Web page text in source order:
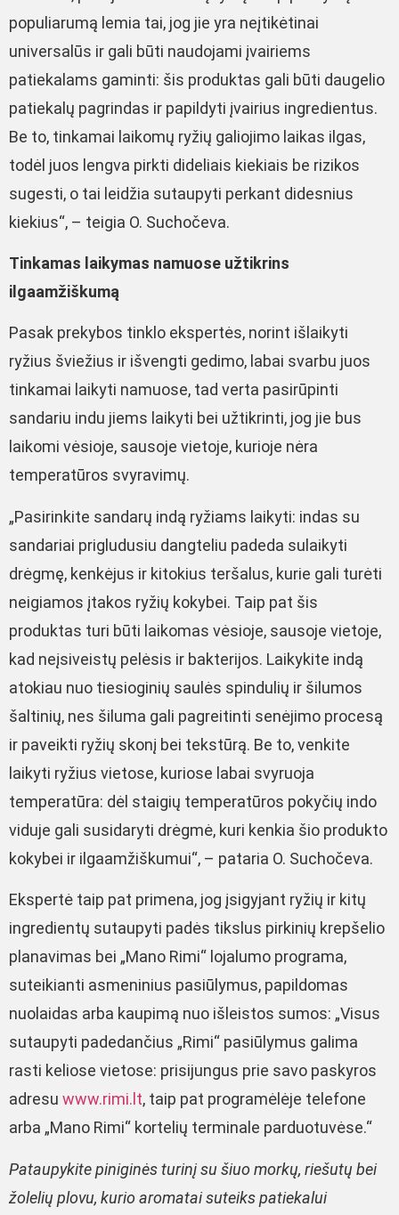
populiarumą lemia tai, jog jie yra neįtikėtinai
universalūs ir gali būti naudojami įvairiems
patiekalams gaminti: šis produktas gali būti daugelio
patiekalų pagrindas ir papildyti įvairius ingredientus.
Be to, tinkamai laikomų ryžių galiojimo laikas ilgas,
todėl juos lengva pirkti dideliais kiekiais be rizikos
sugesti, o tai leidžia sutaupyti perkant didesnius
kiekius“, – teigia O. Suchočeva.
Tinkamas laikymas namuose užtikrins
ilgaamžiškumą
Pasak prekybos tinklo ekspertės, norint išlaikyti
ryžius šviežius ir išvengti gedimo, labai svarbu juos
tinkamai laikyti namuose, tad verta pasirūpinti
sandariu indu jiems laikyti bei užtikrinti, jog jie bus
laikomi vėsioje, sausoje vietoje, kurioje nėra
temperatūros svyravimų.
„Pasirinkite sandarų indą ryžiams laikyti: indas su
sandariai prigludusiu dangteliu padeda sulaikyti
drėgmę, kenkėjus ir kitokius teršalus, kurie gali turėti
neigiamos įtakos ryžių kokybei. Taip pat šis
produktas turi būti laikomas vėsioje, sausoje vietoje,
kad neįsiveistų pelėsis ir bakterijos. Laikykite indą
atokiau nuo tiesioginių saulės spindulių ir šilumos
šaltinių, nes šiluma gali pagreitinti senėjimo procesą
ir paveikti ryžių skonį bei tekstūrą. Be to, venkite
laikyti ryžius vietose, kuriose labai svyruoja
temperatūra: dėl staigių temperatūros pokyčių indo
viduje gali susidaryti drėgmė, kuri kenkia šio produkto
kokybei ir ilgaamžiškumui“, – pataria O. Suchočeva.
Ekspertė taip pat primena, jog įsigyjant ryžių ir kitų
ingredientų sutaupyti padės tikslus pirkinių krepšelio
planavimas bei „Mano Rimi“ lojalumo programa,
suteikianti asmeninius pasiūlymus, papildomas
nuolaidas arba kaupimą nuo išleistos sumos: „Visus
sutaupyti padedančius „Rimi“ pasiūlymus galima
rasti keliose vietose: prisijungus prie savo paskyros
adresu www.rimi.lt, taip pat programėlėje telefone
arba „Mano Rimi“ kortelių terminale parduotuvėse.“
Pataupykite piniginės turinį su šiuo morkų, riešutų bei
žolelių plovu, kurio aromatai suteiks patiekalui